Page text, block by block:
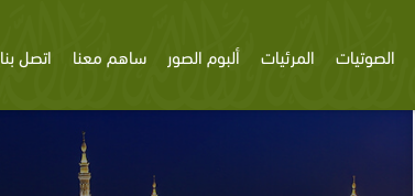
الصوتيات المرئيات ألبوم الصور ساهم معنا اتصل بنا